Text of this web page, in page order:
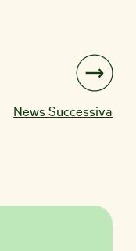
News Successiva